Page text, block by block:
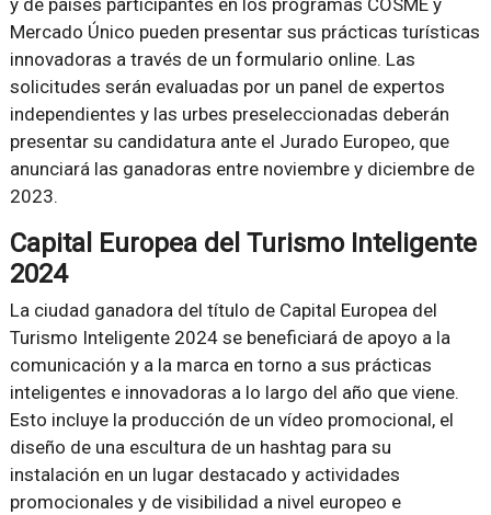
y de países participantes en los programas COSME y
Mercado Único pueden presentar sus prácticas turísticas
innovadoras a través de un formulario online. Las
solicitudes serán evaluadas por un panel de expertos
independientes y las urbes preseleccionadas deberán
presentar su candidatura ante el Jurado Europeo, que
anunciará las ganadoras entre noviembre y diciembre de
2023.
Capital Europea del Turismo Inteligente
2024
La ciudad ganadora del título de Capital Europea del
Turismo Inteligente 2024 se beneficiará de apoyo a la
comunicación y a la marca en torno a sus prácticas
inteligentes e innovadoras a lo largo del año que viene.
Esto incluye la producción de un vídeo promocional, el
diseño de una escultura de un hashtag para su
instalación en un lugar destacado y actividades
promocionales y de visibilidad a nivel europeo e